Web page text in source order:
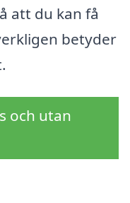
att du kan få
betyder
och utan